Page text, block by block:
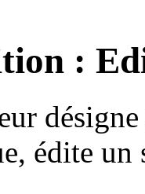
:
édite un